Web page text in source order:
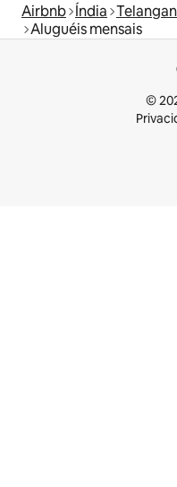
Airbnb Índia
Aluguéis mensais
©